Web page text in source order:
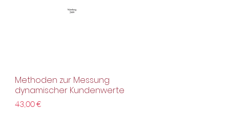
Schnellansicht
Methoden zur Messung
dynamischer Kundenwerte
Preis
43,00 €